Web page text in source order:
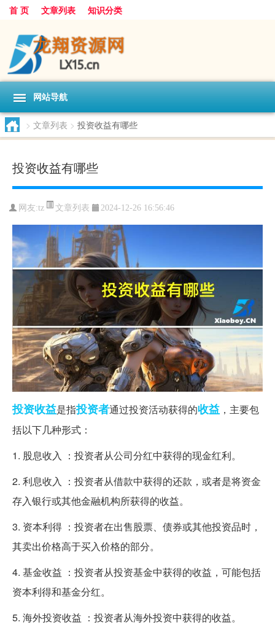
首 页 文章列表 知识分类
网站导航
> 文章列表 > 投资收益有哪些
投资收益有哪些
网友:tz 文章列表 2024-12-26 16:56:46
投资收益是指投资者通过投资活动获得的收益 ，主要包
括以下几种形式：
1. 股息收入 ：投资者从公司分红中获得的现金红利。
2. 利息收入 ：投资者从借款中获得的还款，或者是将资金
存入银行或其他金融机构所获得的收益。
3. 资本利得 ：投资者在出售股票、债券或其他投资品时，
其卖出价格高于买入价格的部分。
4. 基金收益 ：投资者从投资基金中获得的收益，可能包括
资本利得和基金分红。
5. 海外投资收益 ：投资者从海外投资中获得的收益。